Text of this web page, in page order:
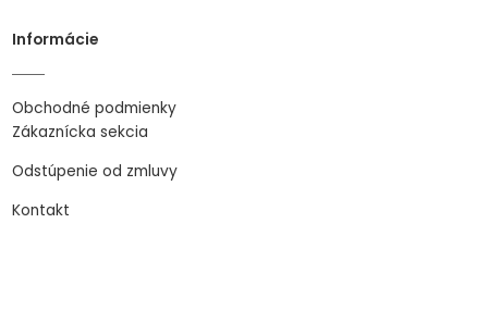
Informácie
Obchodné podmienky
Zákaznícka sekcia
Odstúpenie od zmluvy
Kontakt